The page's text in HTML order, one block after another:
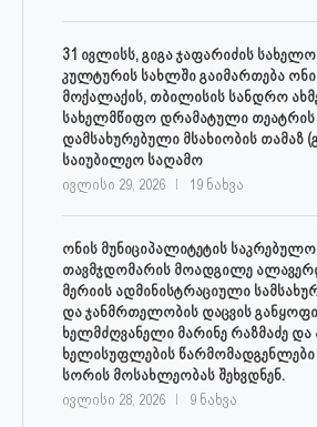
31 ივლისს, გიგა ჯაფარიძის
კულტურის სახლში გაიმართება
მოქალაქის, თბილისის სანდრო
სახელმწიფო დრამატული თეატრის
დამსახურებული მსახიობის თამაზ
საიუბილეო საღამო
ივლისი 29, 2026 19 ნახვა
ონის მუნიციპალიტეტის
თავმჯდომარის მოადგილე
მერიის ადმინისტრაციული
და ჯანმრთელობის დაცვის
ხელმძღვანელი მარინე რაზმაძე
ხელისუფლების
სორის მოსახლეობას შეხვდნენ.
ივლისი 28, 2026 9 ნახვა